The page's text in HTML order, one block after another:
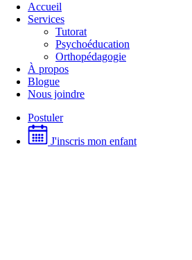
Accueil
Services
Tutorat
Psychoéducation
Orthopédagogie
À propos
Blogue
Nous joindre
Postuler
J'inscris mon enfant